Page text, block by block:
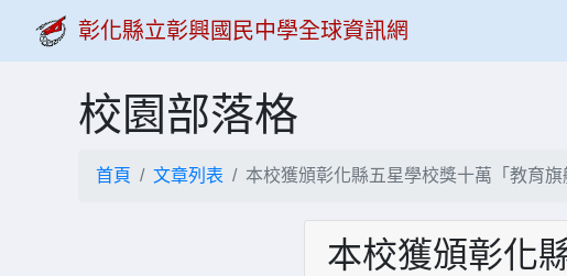
彰化縣立彰興國民中學全球資訊網
校園部落格
首頁 文章列表 本校獲頒彰化縣五星學校獎十萬「教育旗
本校獲頒彰化